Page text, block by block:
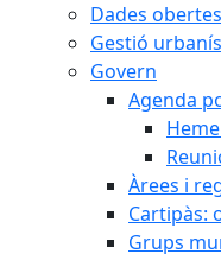
Dades obertes
Gestió
Govern
Agenda
Àrees i
Cartipàs:
Grups